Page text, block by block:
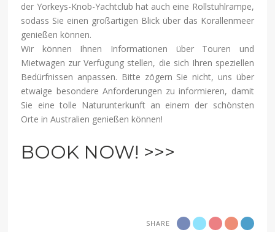
der Yorkeys-Knob-Yachtclub hat auch eine Rollstuhlrampe,
sodass Sie einen großartigen Blick über das Korallenmeer
genießen können.
Wir können Ihnen Informationen über Touren und
Mietwagen zur Verfügung stellen, die sich Ihren speziellen
Bedürfnissen anpassen. Bitte zögern Sie nicht, uns über
etwaige besondere Anforderungen zu informieren, damit
Sie eine tolle Naturunterkunft an einem der schönsten
Orte in Australien genießen können!
BOOK NOW! >>>
SHARE